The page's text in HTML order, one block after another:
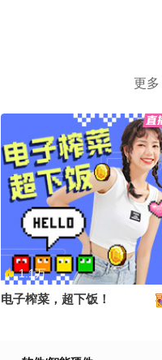
更多
1.1万
电子榨菜，超下饭！